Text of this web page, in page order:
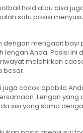
hold atau bisa
satu posisi
dengan mengapit bayi
lengan Anda. Posisi ini
melahirkan
besar.
juga cocok apabila
Lengan yang
sisi yang sama